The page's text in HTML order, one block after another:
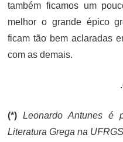
também ficamos um
melhor o grande épico
ficam tão bem aclaradas
com as demais.
(*)
Leonardo Antunes é
Literatura Grega na